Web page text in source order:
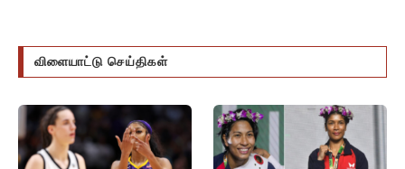
விளையாட்டு செய்திகள்